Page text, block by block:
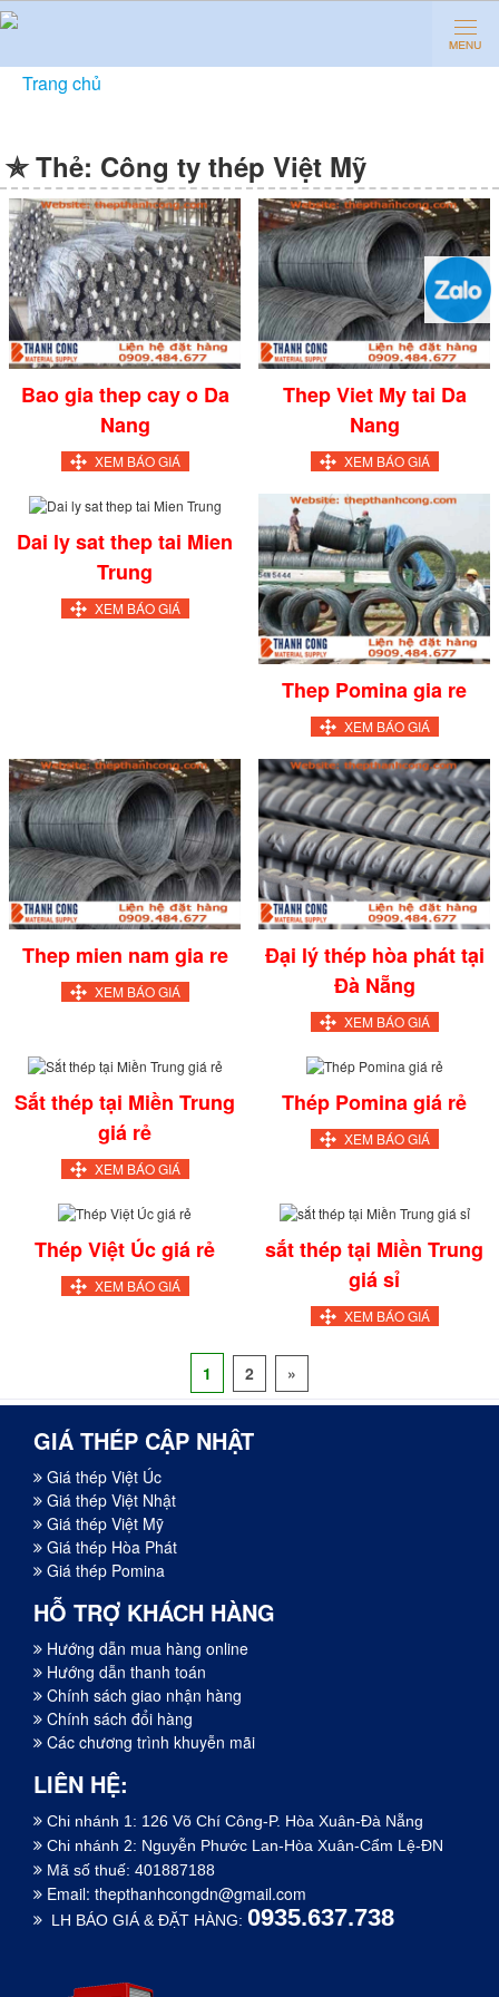
Trang chủ
✯ Thẻ: Công ty thép Việt Mỹ
Bao gia thep cay o Da
Nang
XEM BÁO GIÁ
Thep Viet My tai Da
Nang
XEM BÁO GIÁ
Dai ly sat thep tai Mien
Trung
XEM BÁO GIÁ
Thep Pomina gia re
XEM BÁO GIÁ
Thep mien nam gia re
XEM BÁO GIÁ
Đại lý thép hòa phát tại
Đà Nẵng
XEM BÁO GIÁ
Sắt thép tại Miền Trung
giá rẻ
XEM BÁO GIÁ
Thép Pomina giá rẻ
XEM BÁO GIÁ
Thép Việt Úc giá rẻ
XEM BÁO GIÁ
sắt thép tại Miền Trung
giá sỉ
XEM BÁO GIÁ
1 2 »
GIÁ THÉP CẬP NHẬT
Giá thép Việt Úc
Giá thép Việt Nhật
Giá thép Việt Mỹ
Giá thép Hòa Phát
Giá thép Pomina
HỖ TRỢ KHÁCH HÀNG
Hướng dẫn mua hàng online
Hướng dẫn thanh toán
Chính sách giao nhận hàng
Chính sách đổi hàng
Các chương trình khuyễn mãi
LIÊN HỆ:
Chi nhánh 1: 126 Võ Chí Công-P. Hòa Xuân-Đà Nẵng
Chi nhánh 2: Nguyễn Phước Lan-Hòa Xuân-Cẩm Lệ-ĐN
Mã số thuế: 401887188
Email: thepthanhcongdn@gmail.com
LH BÁO GIÁ & ĐẶT HÀNG: 0935.637.738